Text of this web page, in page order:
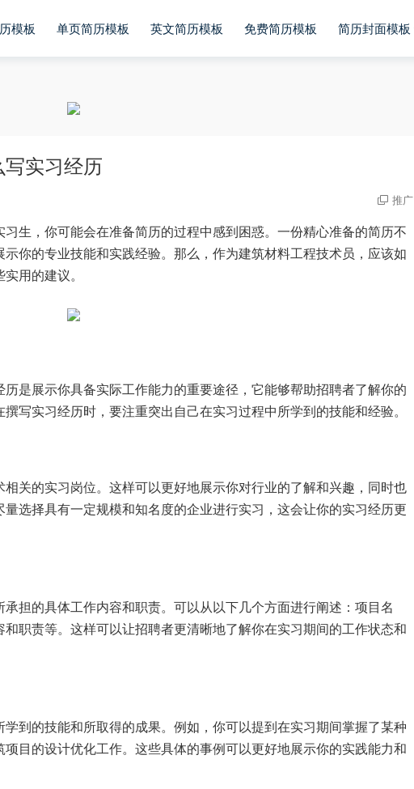
模板 单页简历模板 英文简历模板 免费简历模板 简历封面模板
实习经历
推广
生，你可能会在准备简历的过程中感到困惑。一份精心准备的简历不
你的专业技能和实践经验。那么，作为建筑材料工程技术员，应该如
用的建议。
是展示你具备实际工作能力的重要途径，它能够帮助招聘者了解你的
写实习经历时，要注重突出自己在实习过程中所学到的技能和经验。
关的实习岗位。这样可以更好地展示你对行业的了解和兴趣，同时也
选择具有一定规模和知名度的企业进行实习，这会让你的实习经历更
担的具体工作内容和职责。可以从以下几个方面进行阐述：项目名
职责等。这样可以让招聘者更清晰地了解你在实习期间的工作状态和
到的技能和所取得的成果。例如，你可以提到在实习期间掌握了某种
目的设计优化工作。这些具体的事例可以更好地展示你的实践能力和